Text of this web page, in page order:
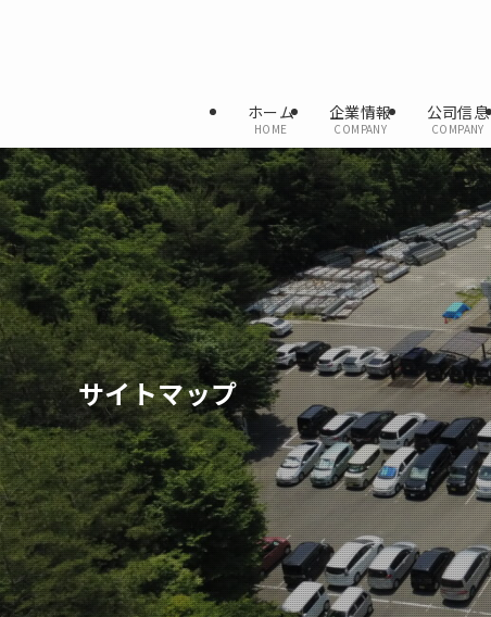
ホーム
HOME
企業情報
COMPANY
公司信息
COMPANY
サイトマップ